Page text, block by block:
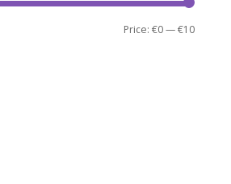
Min
Max
Price:€0—€10